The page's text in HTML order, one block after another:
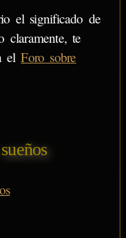
el significado de
claramente, te
elForo sobre